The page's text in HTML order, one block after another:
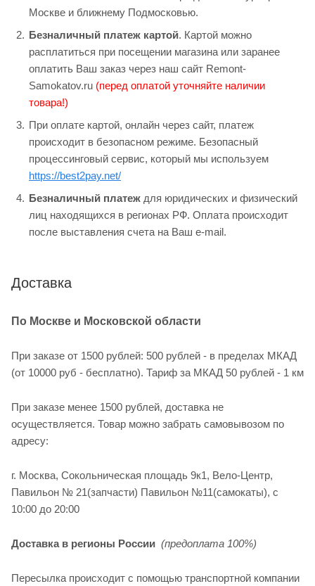
Москве и ближнему Подмосковью.
Безналичный платеж картой. Картой можно
расплатиться при посещении магазина или заранее
оплатить Ваш заказ через наш сайт Remont-
Samokatov.ru (перед оплатой уточняйте наличии
товара!)
При оплате картой, онлайн через сайт, платеж
происходит в безопасном режиме. Безопасный
процессинговый сервис, который мы используем
https://best2pay.net/
Безналичный платеж для юридических и физический
лиц находящихся в регионах РФ. Оплата происходит
после выставления счета на Ваш e-mail.
Доставка
По Москве и Московской области
При заказе от 1500 рублей: 500 рублей - в пределах МКАД
(от 10000 руб - бесплатно). Тариф за МКАД 50 рублей - 1 км
При заказе менее 1500 рублей, доставка не
осуществляется. Товар можно забрать самовывозом по
адресу:
г. Москва, Сокольническая площадь 9к1, Вело-Центр,
Павильон № 21(запчасти) Павильон №11(cамокаты), с
10:00 до 20:00
Доставка в регионы России (предоплата 100%)
Пересылка происходит с помощью транспортной компании